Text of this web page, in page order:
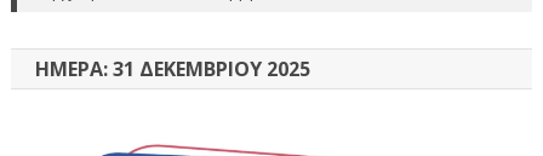
ΗΜΈΡΑ:31 ΔΕΚΕΜΒΡΊΟΥ 2025